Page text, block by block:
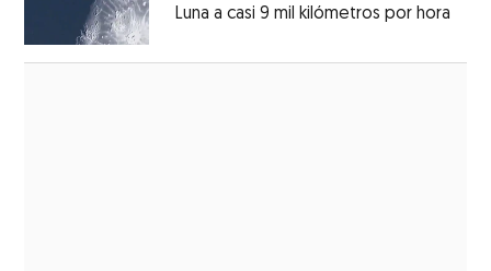
Luna a casi 9 mil kilómetros por hora